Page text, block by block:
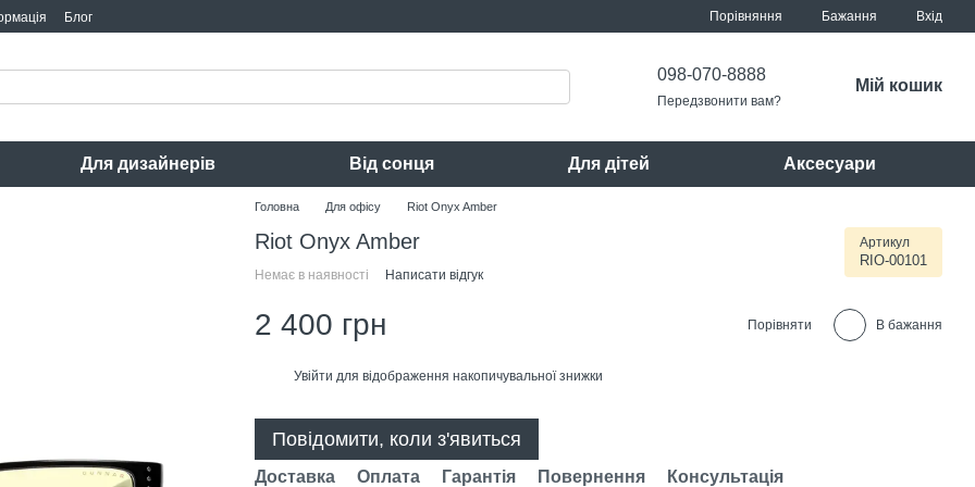
Блог Порівняння Бажання Вхід
098-070-8888
Передзвонити вам?
Мій кошик
Для дизайнерів Від сонця Для дітей Аксесуари
Головна Для офісу Riot Onyx Amber
Riot Onyx Amber Артикул
RIO-00101
Немає в наявності Написати відгук
2 400 грн Порівняти В бажання
Увійти для відображення накопичувальної знижки
Повідомити, коли з'явиться
Доставка Оплата Гарантія Повернення Консультація